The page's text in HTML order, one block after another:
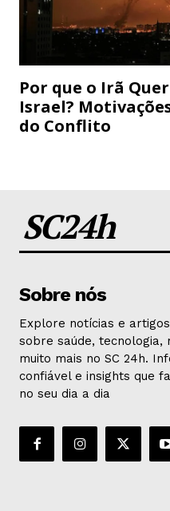
Por que o Irã
Israel?
do Conflito
SC24h
Sobre nós
Explore notícias e
sobre saúde, tecnologia,
muito mais no SC 24h.
confiável e insights que
no seu dia a dia